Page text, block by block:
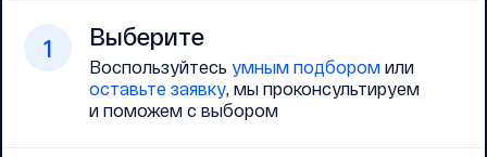
1 Выберите
Воспользуйтесь умным подбором или
оставьте заявку, мы проконсультируем
и поможем с выбором